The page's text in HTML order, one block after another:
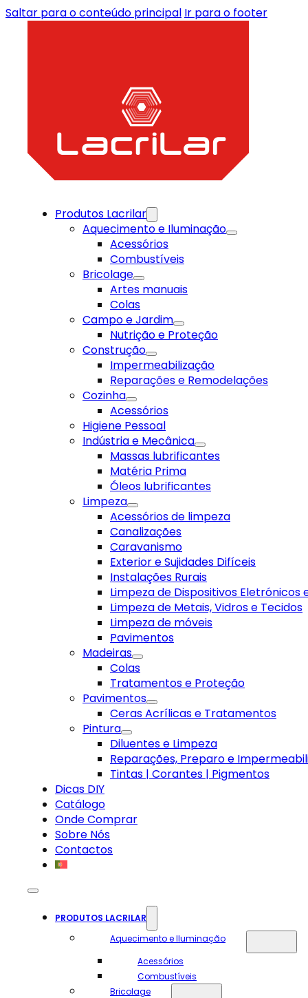
Saltar para o conteúdo principal Ir para o footer
Produtos Lacrilar
Aquecimento e Iluminação
Acessórios
Combustíveis
Bricolage
Artes manuais
Colas
Campo e Jardim
Nutrição e Proteção
Construção
Impermeabilização
Reparações e Remodelações
Cozinha
Acessórios
Higiene Pessoal
Indústria e Mecânica
Massas lubrificantes
Matéria Prima
Óleos lubrificantes
Limpeza
Acessórios de limpeza
Canalizações
Caravanismo
Exterior e Sujidades Difíceis
Instalações Rurais
Limpeza de Dispositivos
Limpeza de Metais, Vidros e Tecidos
Limpeza de móveis
Pavimentos
Madeiras
Colas
Tratamentos e Proteção
Pavimentos
Ceras Acrílicas e Tratamentos
Pintura
Diluentes e Limpeza
Reparações, Preparo e
Tintas | Corantes | Pigmentos
Dicas DIY
Catálogo
Onde Comprar
Sobre Nós
Contactos
PRODUTOS LACRILAR
Aquecimento e Iluminação
Acessórios
Combustíveis
Bricolage